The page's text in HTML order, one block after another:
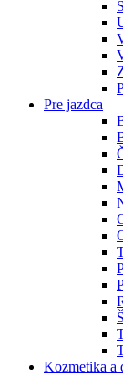
Pre jazdca
Kozmetika a